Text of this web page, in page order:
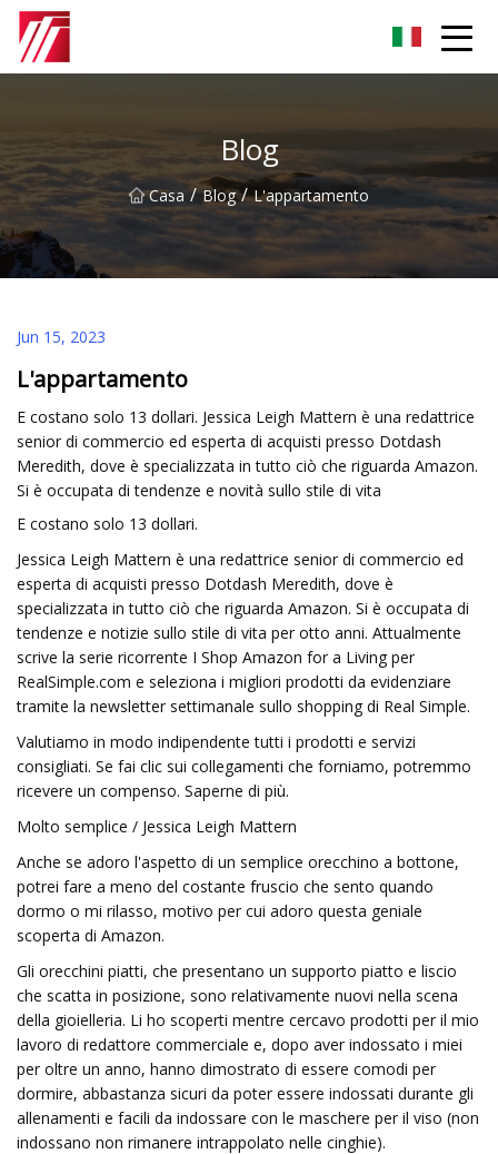
Blog
Casa / Blog / L'appartamento
Jun 15, 2023
L'appartamento
E costano solo 13 dollari. Jessica Leigh Mattern è una redattrice
senior di commercio ed esperta di acquisti presso Dotdash
Meredith, dove è specializzata in tutto ciò che riguarda Amazon.
Si è occupata di tendenze e novità sullo stile di vita
E costano solo 13 dollari.
Jessica Leigh Mattern è una redattrice senior di commercio ed
esperta di acquisti presso Dotdash Meredith, dove è
specializzata in tutto ciò che riguarda Amazon. Si è occupata di
tendenze e notizie sullo stile di vita per otto anni. Attualmente
scrive la serie ricorrente I Shop Amazon for a Living per
RealSimple.com e seleziona i migliori prodotti da evidenziare
tramite la newsletter settimanale sullo shopping di Real Simple.
Valutiamo in modo indipendente tutti i prodotti e servizi
consigliati. Se fai clic sui collegamenti che forniamo, potremmo
ricevere un compenso. Saperne di più.
Molto semplice / Jessica Leigh Mattern
Anche se adoro l'aspetto di un semplice orecchino a bottone,
potrei fare a meno del costante fruscio che sento quando
dormo o mi rilasso, motivo per cui adoro questa geniale
scoperta di Amazon.
Gli orecchini piatti, che presentano un supporto piatto e liscio
che scatta in posizione, sono relativamente nuovi nella scena
della gioielleria. Li ho scoperti mentre cercavo prodotti per il mio
lavoro di redattore commerciale e, dopo aver indossato i miei
per oltre un anno, hanno dimostrato di essere comodi per
dormire, abbastanza sicuri da poter essere indossati durante gli
allenamenti e facili da indossare con le maschere per il viso (non
indossano non rimanere intrappolato nelle cinghie).